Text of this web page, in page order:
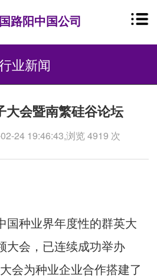
路阳中国公司
业新闻
大会暨南繁硅谷论坛
24 19:46:43,浏览 4919 次
国种业界年度性的群英大
大会，已连续成功举办
会为种业企业合作搭建了